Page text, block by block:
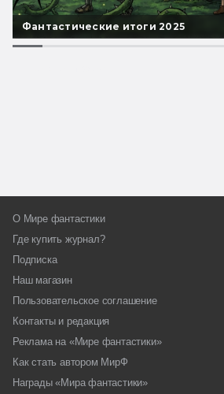
Фантастические итоги 2025
О Мире фантастики
Где купить журнал?
Подписка
Наш магазин
Пользовательское соглашение
Контакты и редакция
Реклама на «Мире фантастики»
Как стать автором МирФ
Награды «Мира фантастики»